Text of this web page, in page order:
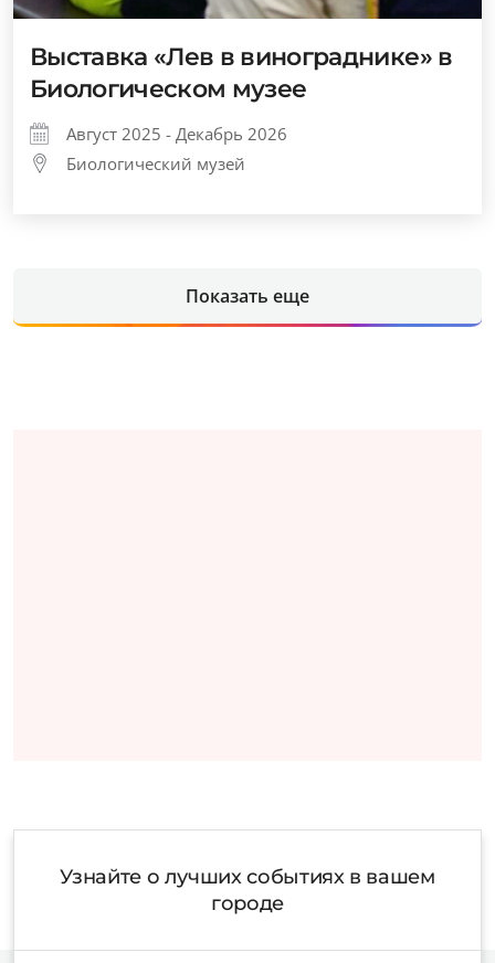
Выставка «Лев в винограднике» в
Биологическом музее
Август 2025 - Декабрь 2026
Биологический музей
Показать еще
Узнайте о лучших событиях в вашем
городе